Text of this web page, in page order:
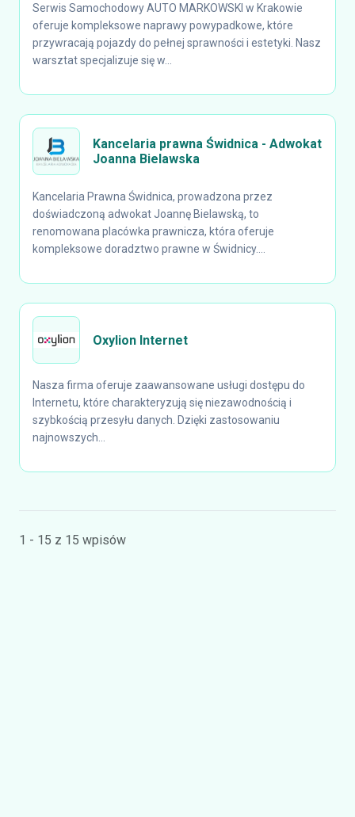
Serwis Samochodowy AUTO MARKOWSKI w Krakowie
oferuje kompleksowe naprawy powypadkowe, które
przywracają pojazdy do pełnej sprawności i estetyki. Nasz
warsztat specjalizuje się w...
Kancelaria prawna Świdnica - Adwokat
Joanna Bielawska
Kancelaria Prawna Świdnica, prowadzona przez
doświadczoną adwokat Joannę Bielawską, to
renomowana placówka prawnicza, która oferuje
kompleksowe doradztwo prawne w Świdnicy....
Oxylion Internet
Nasza firma oferuje zaawansowane usługi dostępu do
Internetu, które charakteryzują się niezawodnością i
szybkością przesyłu danych. Dzięki zastosowaniu
najnowszych...
1 - 15 z 15 wpisów